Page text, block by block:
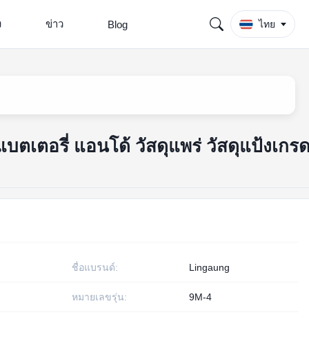
ข่าว Blog ไทย
บตเตอรี่ แอนโด้ วัสดุแพร่ วัสดุแป้งเกร
ชื่อแบรนด์: Lingaung
หมายเลขรุ่น: 9M-4